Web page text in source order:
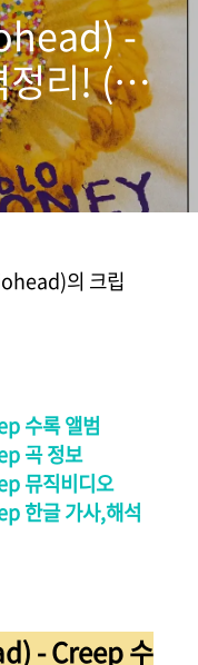
-
리! (한
인드 스
의 크립
수록 앨범
곡 정보
뮤직비디오
한글 가사,해석
- Creep 수